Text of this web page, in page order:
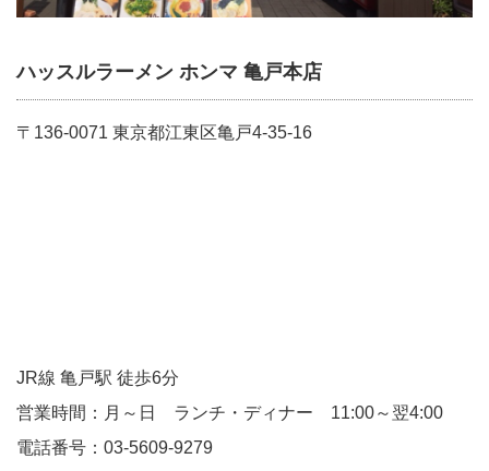
ハッスルラーメン ホンマ 亀戸本店
〒136-0071 東京都江東区亀戸4-35-16
JR線 亀戸駅 徒歩6分
営業時間：月～日 ランチ・ディナー 11:00～翌4:00
電話番号：03-5609-9279